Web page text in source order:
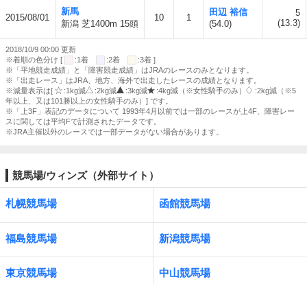
2015/08/01
新馬
新潟 芝1400m 15頭
10 1
田辺 裕信
(54.0)
5
(13.3)
2018/10/9 00:00 更新
※着順の色分け [
:1着 :2着
:3着 ]
※「平地競走成績」と「障害競走成績」はJRAのレースのみとなります。
※「出走レース」はJRA、地方、海外で出走したレースの成績となります。
※減量表示は[
:1kg減 :2kg減 :3kg減 :4kg減（※女性騎手のみ）
:2kg減（※5
年以上、又は101勝以上の女性騎手のみ）] です。
※「上3F」表記のデータについて 1993年4月以前では一部のレースが上4F、障害レー
スに関しては平均Fで計測されたデータです。
※JRA主催以外のレースでは一部データがない場合があります。
競馬場/ウィンズ（外部サイト）
札幌競馬場 函館競馬場
福島競馬場 新潟競馬場
東京競馬場 中山競馬場